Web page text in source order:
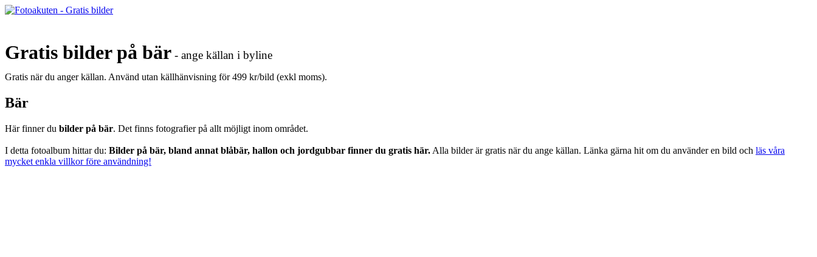
Gratis bilder på bär - ange källan i byline
Gratis när du anger källan. Använd utan källhänvisning för 499 kr/bild (exkl moms).
Bär
Här finner du bilder på bär. Det finns fotografier på allt möjligt inom området.
I detta fotoalbum hittar du: Bilder på bär, bland annat blåbär, hallon och jordgubbar finner du gratis här. Alla bilder är gratis när du ange källan. Länka gärna hit om du använder en bild och läs våra
mycket enkla villkor före användning!